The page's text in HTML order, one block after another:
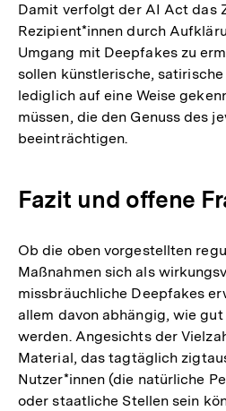
Damit verfolgt der AI Act das
Rezipient*innen durch
Umgang mit Deepfakes zu
sollen künstlerische, satirische
lediglich auf eine Weise
müssen, die den Genuss des
beeinträchtigen.
Fazit und offene
Ob die oben vorgestellten
Maßnahmen sich als
missbräuchliche Deepfakes
allem davon abhängig, wie
werden. Angesichts der
Material, das tagtäglich
Nutzer*innen (die natürliche
oder staatliche Stellen sein